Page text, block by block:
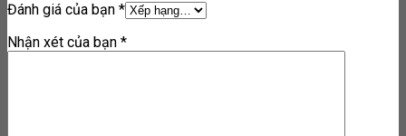
Đánh giá của bạn *
Nhận xét của bạn *